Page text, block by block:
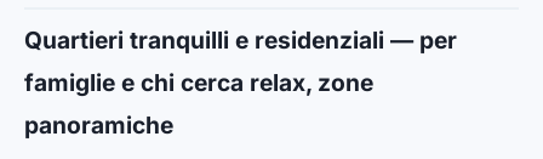
Quartieri tranquilli e residenziali — per
famiglie e chi cerca relax, zone
panoramiche